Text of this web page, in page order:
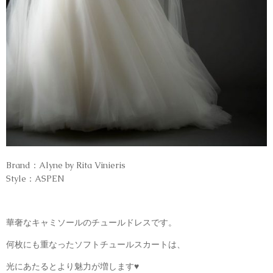
Brand：Alyne by Rita Vinieris
Style：ASPEN
華奢なキャミソールのチュールドレスです。
何枚にも重なったソフトチュールスカートは、
光にあたるとより魅力が増します♥